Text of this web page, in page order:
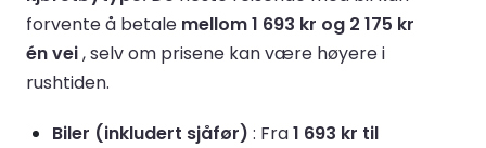
forvente å betale mellom 1 693 kr og 2 175 kr
én vei, selv om prisene kan være høyere i
rushtiden.
Biler (inkludert sjåfør) : Fra1 693 kr til